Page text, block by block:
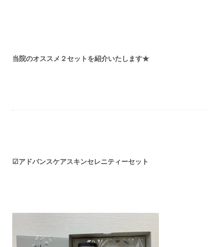
当院のオススメ２セットを紹介いたします★
☑アドバンスケアスキンセレニティーセット